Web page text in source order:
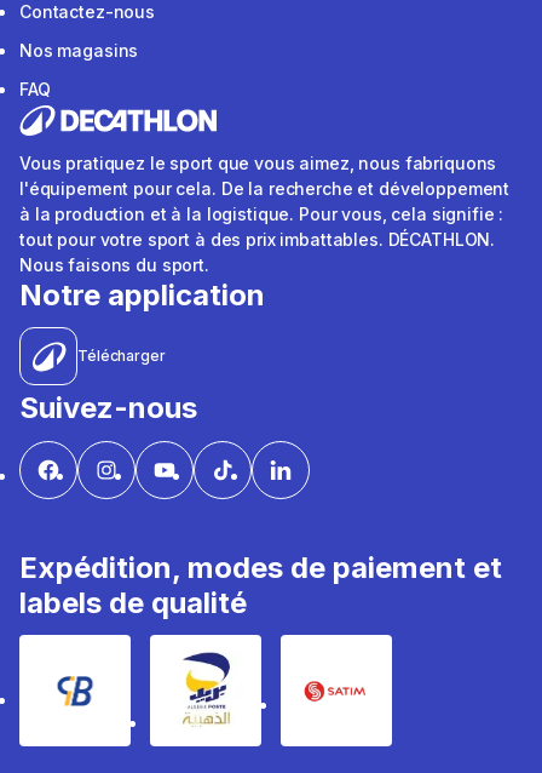
Contactez-nous
Nos magasins
FAQ
Vous pratiquez le sport que vous aimez, nous fabriquons
l'équipement pour cela. De la recherche et développement
à la production et à la logistique. Pour vous, cela signifie :
tout pour votre sport à des prix imbattables. DÉCATHLON.
Nous faisons du sport.
Notre application
Télécharger
Suivez-nous
Expédition, modes de paiement et
labels de qualité